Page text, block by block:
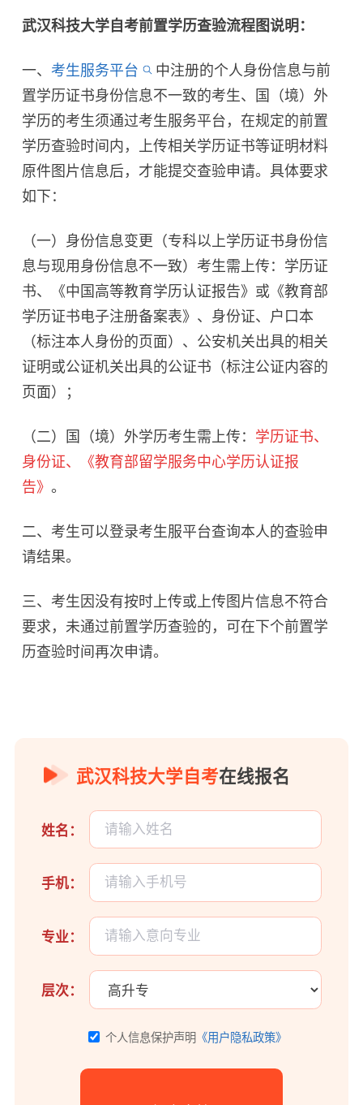
武汉科技大学自考前置学历查验流程图说明：
一、 考生服务平台
中注册的个人身份信息与前
置学历证书身份信息不一致的考生、国（境）外
学历的考生须通过考生服务平台，在规定的前置
学历查验时间内，上传相关学历证书等证明材料
原件图片信息后，才能提交查验申请。具体要求
如下：
（一）身份信息变更（专科以上学历证书身份信
息与现用身份信息不一致）考生需上传：学历证
书、《中国高等教育学历认证报告》或《教育部
学历证书电子注册备案表》、身份证、户口本
（标注本人身份的页面）、公安机关出具的相关
证明或公证机关出具的公证书（标注公证内容的
页面）；
（二）国（境）外学历考生需上传： 学历证书、
身份证、《教育部留学服务中心学历认证报
告》。
二、考生可以登录考生服平台查询本人的查验申
请结果。
三、考生因没有按时上传或上传图片信息不符合
要求，未通过前置学历查验的，可在下个前置学
历查验时间再次申请。
武汉科技大学自考在线报名
姓名：
手机：
专业：
层次：
个人信息保护声明 《用户隐私政策》